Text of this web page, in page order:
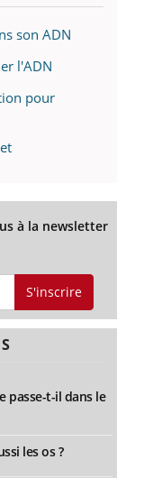
son ADN
l'ADN
pour
à la newsletter
S'inscrire
passe-t-il dans le
les os ?